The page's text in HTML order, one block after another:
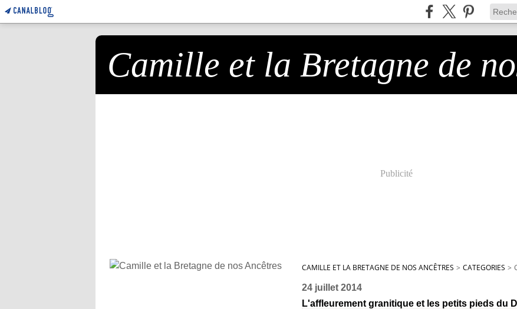
Camille et la Bretagne de
Publicité
CAMILLE ET LA BRETAGNE DE NOS ANCÊTRES > CATEGORIES >
24 juillet 2014
L'affleurement granitique et les petits pieds du